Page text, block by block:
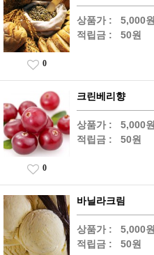
상품가 : 5,000원
적립금 : 50원
0
크린베리향
상품가 : 5,000원
적립금 : 50원
0
바닐라크림
상품가 : 5,000원
적립금 : 50원